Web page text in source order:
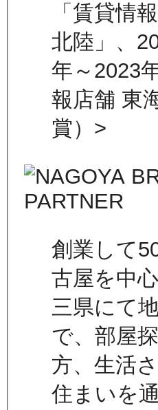
「賃貸情
北陸」、
年～2023
報店舗 東
賞）>
創業して
古屋を中
三県にて
で、部屋
方、生活
住まいを